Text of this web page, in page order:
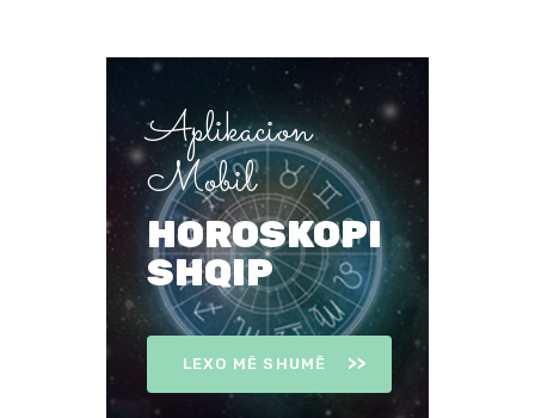
Aplikacion
Mobil
HOROSKOPI
SHQIP
LEXO MË SHUMË